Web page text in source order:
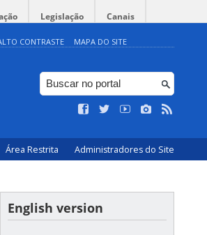
Legislação Canais
CONTRASTE MAPA DO SITE
Área Restrita Administradores do Site
English version